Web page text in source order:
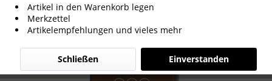
Artikel in den Warenkorb legen
Merkzettel
Artikelempfehlungen und vieles mehr
Einverstanden
Schließen